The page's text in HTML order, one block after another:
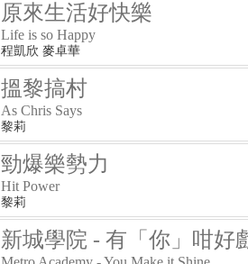
原來生活好快樂
Life is so Happy
程凱欣 麥卓華
搵黎搞村
As Chris Says
黎莉
勁爆樂勢力
Hit Power
黎莉
新城學院 - 有「你」咁好